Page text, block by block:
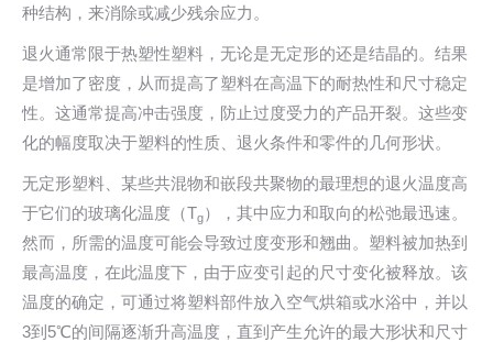
种结构，来消除或减少残余应力。
退火通常限于热塑性塑料，无论是无定形的还是结晶的。结果
是增加了密度，从而提高了塑料在高温下的耐热性和尺寸稳定
性。这通常提高冲击强度，防止过度受力的产品开裂。这些变
化的幅度取决于塑料的性质、退火条件和零件的几何形状。
无定形塑料、某些共混物和嵌段共聚物的最理想的退火温度高
于它们的玻璃化温度（Tg），其中应力和取向的松弛最迅速。
然而，所需的温度可能会导致过度变形和翘曲。塑料被加热到
最高温度，在此温度下，由于应变引起的尺寸变化被释放。该
温度的确定，可通过将塑料部件放入空气烘箱或水浴中，并以
3到5℃的间隔逐渐升高温度，直到产生允许的最大形状和尺寸